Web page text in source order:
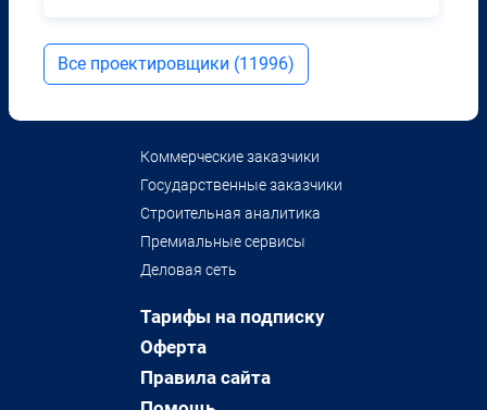
Все проектировщики (11996)
Коммерческие заказчики
Государственные заказчики
Строительная аналитика
Премиальные сервисы
Деловая сеть
Тарифы на подписку
Оферта
Правила сайта